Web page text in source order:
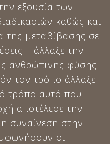
εξουσία των
καθώς και
της μεταβίβασης σε
– άλλαξε την
ανθρώπινης φύσης
τον τρόπο άλλαξε
τρόπο αυτό που
αποτέλεσε την
συναίνεση στην
οι